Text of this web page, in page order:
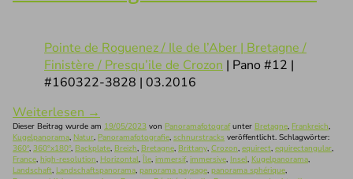
Pointe de Roguenez / Ile de l’Aber | Bretagne /
Finistère / Presqu’ile de Crozon | Pano #12 |
#160322-3828 | 03.2016
Weiterlesen →
Dieser Beitrag wurde am 19/05/2023 von Panoramafotografunter Bretagne, Frankreich,
Kugelpanorama, Natur, Panoramafotografie, schnurstracks veröffentlicht. Schlagwörter:
360°, 360°x180°, Backplate, Breizh, Bretagne, Brittany, Crozon, equirect, equirectangular,
France, high-resolution, Horizontal, Île, immersif, immersive, Insel, Kugelpanorama,
Landschaft, Landschaftspanorama, panorama paysage, panorama sphérique,